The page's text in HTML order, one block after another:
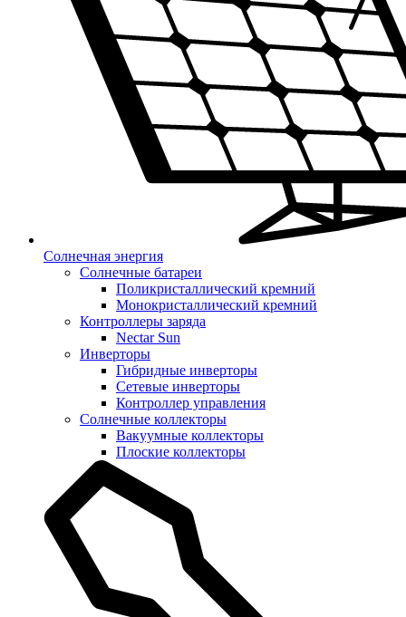
Солнечная энергия
Солнечные батареи
Поликристаллический кремний
Монокристаллический кремний
Контроллеры заряда
Nectar Sun
Инверторы
Гибридные инверторы
Сетевые инверторы
Контроллер управления
Солнечные коллекторы
Вакуумные коллекторы
Плоские коллекторы